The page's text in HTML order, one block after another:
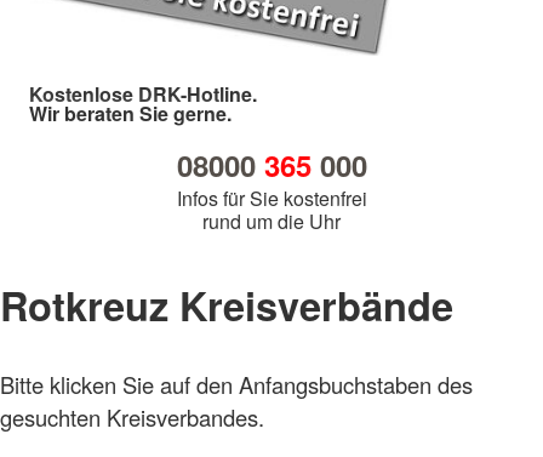
Kostenlose DRK-Hotline.
Wir beraten Sie gerne.
08000 365000
Infos für Sie kostenfrei
rund um die Uhr
Rotkreuz Kreisverbände
Bitte klicken Sie auf den Anfangsbuchstaben des
gesuchten Kreisverbandes.